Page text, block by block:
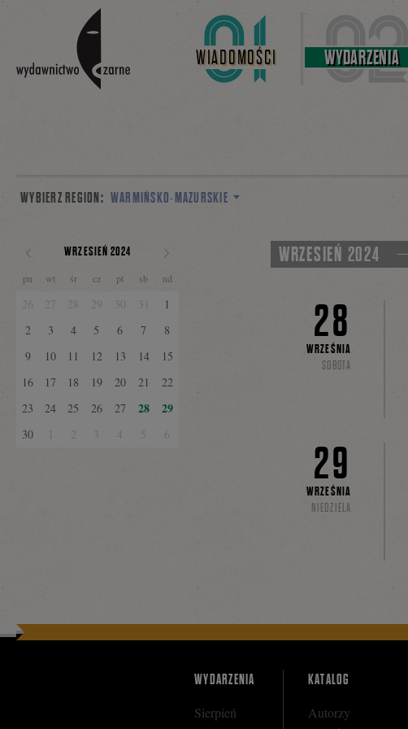
WIADOMOŚCI WYDARZENIA
WYBIERZ REGION: WARMIŃSKO-MAZURSKIE
POPRZEDNI
NASTĘPNY
WRZESIEŃ 2024
pn wt śr cz pt sb nd
26 27 28 29 30 31
1
2
3 4 5 6 7
8
9
10 11 12 13 14
15
16
17 18 19 20 21
22
23
24 25 26 27 28 29
30 1 2 3 4 5 6
WRZESIEŃ 2024
28
WRZEŚNIA
SOBOTA
29
WRZEŚNIA
NIEDZIELA
WYDARZENIA
Sierpień
KATALOG
Autorzy